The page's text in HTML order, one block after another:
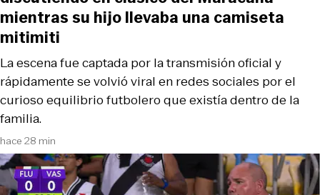
hace 28 min
La escena fue captada por la transmisión oficial y
rápidamente se volvió viral en redes sociales por el
curioso equilibrio futbolero que existía dentro de la
familia.
mientras su hijo llevaba una camiseta
mitimiti